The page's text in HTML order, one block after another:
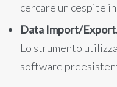
cercare un cespite
Data Import/
Lo strumento
software